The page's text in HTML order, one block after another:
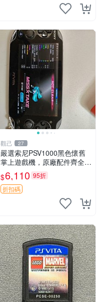
觀己 27
嚴選索尼PSV1000黑色懷舊
掌上遊戲機，原廠配件齊全
新手舊手皆可入手 懷舊遊戲
PlayStation Vita 測試無誤 電
腦連接直通遊玩 PSV
$6,110 95折
折扣碼